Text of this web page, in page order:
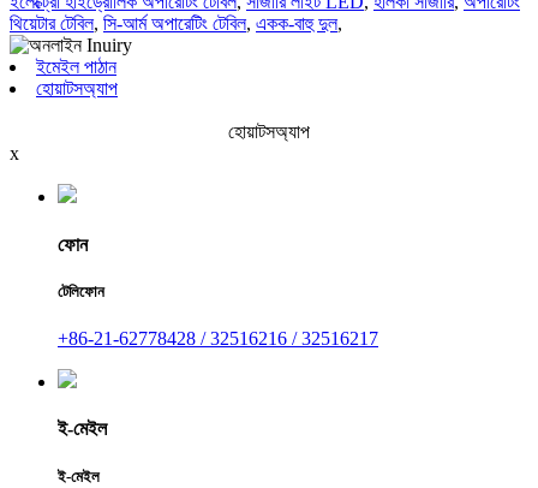
থিয়েটার টেবিল, সি-আর্ম অপারেটিং টেবিল, একক-বাহু দুল,
ইমেইল পাঠান
হোয়াটসঅ্যাপ
হোয়াটসঅ্যাপ
x
ফোন
টেলিফোন
+86-21-62778428 / 32516216 / 32516217
ই-মেইল
ই-মেইল